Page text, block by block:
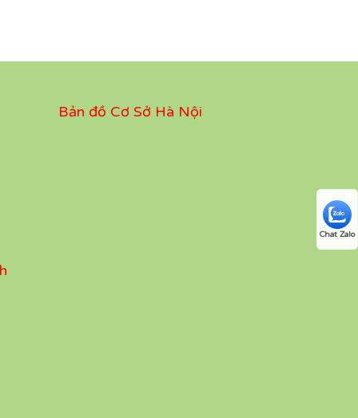
Bản đồ Cơ Sở Hà Nội
Chat Zalo